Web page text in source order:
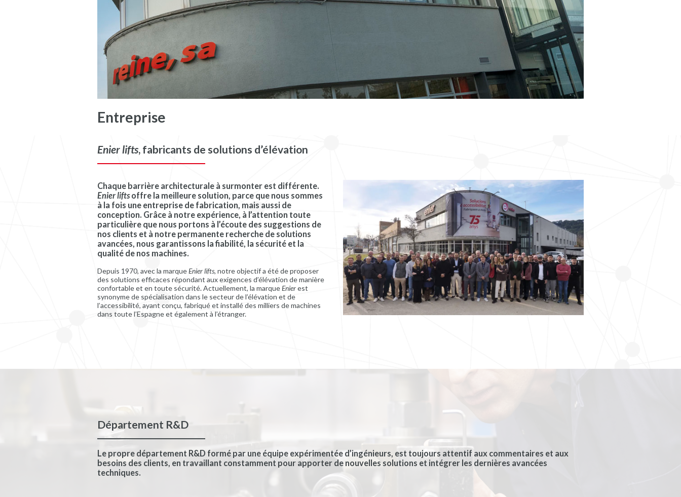
Entreprise
Enier lifts, fabricants de solutions d’élévation
Chaque barrière architecturale à surmonter est différente.
Enier liftsoffre la meilleure solution, parce que nous sommes
à la fois une entreprise de fabrication, mais aussi de
conception. Grâce à notre expérience, à l’attention toute
particulière que nous portons à l’écoute des suggestions de
nos clients et à notre permanente recherche de solutions
avancées, nous garantissons la fiabilité, la sécurité et la
qualité de nos machines.
Depuis 1970, avec la marqueEnier lifts, notre objectif a été de proposer
des solutions efficaces répondant aux exigences d’élévation de manière
confortable et en toute sécurité. Actuellement, la marqueEnierest
synonyme de spécialisation dans le secteur de l’élévation et de
l’accessibilité, ayant conçu, fabriqué et installé des milliers de machines
dans toute l’Espagne et également à l’étranger.
Département R&D
Le propre département R&D formé par une équipe expérimentée d’ingénieurs, est toujours attentif aux commentaires et aux
besoins des clients, en travaillant constamment pour apporter de nouvelles solutions et intégrer les dernières avancées
techniques.